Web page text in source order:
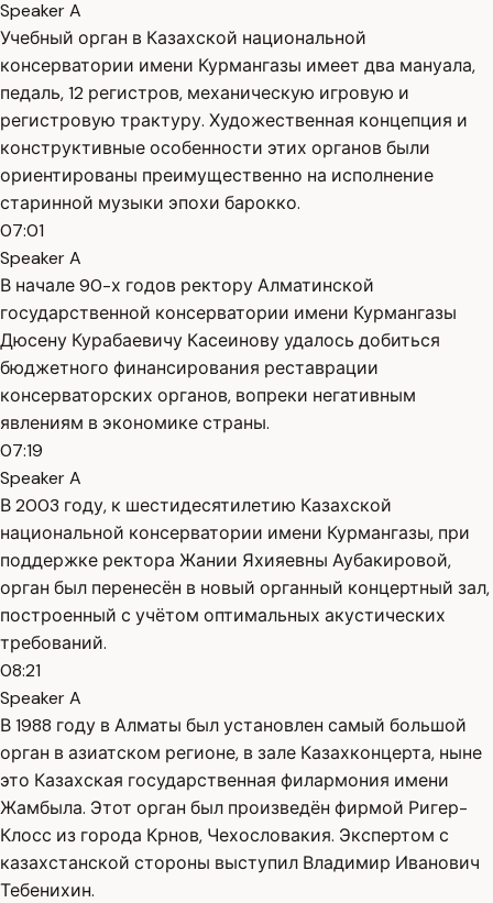
Speaker A
Учебный орган в Казахской национальной
консерватории имени Курмангазы имеет два мануала,
педаль, 12 регистров, механическую игровую и
регистровую трактуру. Художественная концепция и
конструктивные особенности этих органов были
ориентированы преимущественно на исполнение
старинной музыки эпохи барокко.
07:01
Speaker A
В начале 90-х годов ректору Алматинской
государственной консерватории имени Курмангазы
Дюсену Курабаевичу Касеинову удалось добиться
бюджетного финансирования реставрации
консерваторских органов, вопреки негативным
явлениям в экономике страны.
07:19
Speaker A
В 2003 году, к шестидесятилетию Казахской
национальной консерватории имени Курмангазы, при
поддержке ректора Жании Яхияевны Аубакировой,
орган был перенесён в новый органный концертный зал,
построенный с учётом оптимальных акустических
требований.
08:21
Speaker A
В 1988 году в Алматы был установлен самый большой
орган в азиатском регионе, в зале Казахконцерта, ныне
это Казахская государственная филармония имени
Жамбыла. Этот орган был произведён фирмой Ригер-
Клосс из города Крнов, Чехословакия. Экспертом с
казахстанской стороны выступил Владимир Иванович
Тебенихин.